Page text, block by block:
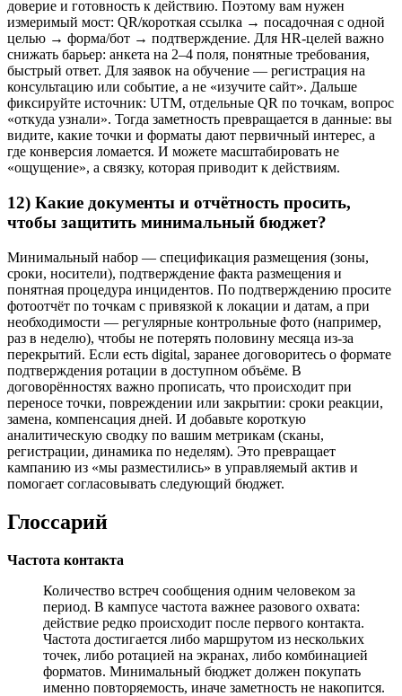
доверие и готовность к действию. Поэтому вам нужен
измеримый мост: QR/короткая ссылка → посадочная с одной
целью → форма/бот → подтверждение. Для HR-целей важно
снижать барьер: анкета на 2–4 поля, понятные требования,
быстрый ответ. Для заявок на обучение — регистрация на
консультацию или событие, а не «изучите сайт». Дальше
фиксируйте источник: UTM, отдельные QR по точкам, вопрос
«откуда узнали». Тогда заметность превращается в данные: вы
видите, какие точки и форматы дают первичный интерес, а
где конверсия ломается. И можете масштабировать не
«ощущение», а связку, которая приводит к действиям.
12) Какие документы и отчётность просить,
чтобы защитить минимальный бюджет?
Минимальный набор — спецификация размещения (зоны,
сроки, носители), подтверждение факта размещения и
понятная процедура инцидентов. По подтверждению просите
фотоотчёт по точкам с привязкой к локации и датам, а при
необходимости — регулярные контрольные фото (например,
раз в неделю), чтобы не потерять половину месяца из-за
перекрытий. Если есть digital, заранее договоритесь о формате
подтверждения ротации в доступном объёме. В
договорённостях важно прописать, что происходит при
переносе точки, повреждении или закрытии: сроки реакции,
замена, компенсация дней. И добавьте короткую
аналитическую сводку по вашим метрикам (сканы,
регистрации, динамика по неделям). Это превращает
кампанию из «мы разместились» в управляемый актив и
помогает согласовывать следующий бюджет.
Глоссарий
Частота контакта
Количество встреч сообщения одним человеком за
период. В кампусе частота важнее разового охвата:
действие редко происходит после первого контакта.
Частота достигается либо маршрутом из нескольких
точек, либо ротацией на экранах, либо комбинацией
форматов. Минимальный бюджет должен покупать
именно повторяемость, иначе заметность не накопится.